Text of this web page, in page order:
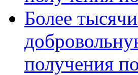
Более
получения